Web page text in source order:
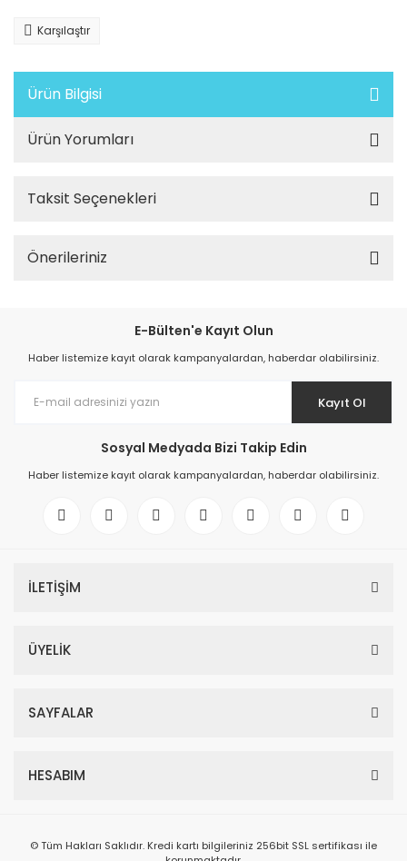
Karşılaştır
Ürün Bilgisi
Ürün Yorumları
Taksit Seçenekleri
Önerileriniz
E-Bülten'e Kayıt Olun
Haber listemize kayıt olarak kampanyalardan, haberdar olabilirsiniz.
Kayıt Ol
Sosyal Medyada Bizi Takip Edin
Haber listemize kayıt olarak kampanyalardan, haberdar olabilirsiniz.
İLETİŞİM
ÜYELİK
SAYFALAR
HESABIM
© Tüm Hakları Saklıdır. Kredi kartı bilgileriniz 256bit SSL sertifikası ile